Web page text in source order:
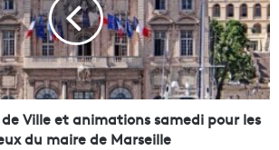
Ville et animations samedi pour les
du maire de Marseille